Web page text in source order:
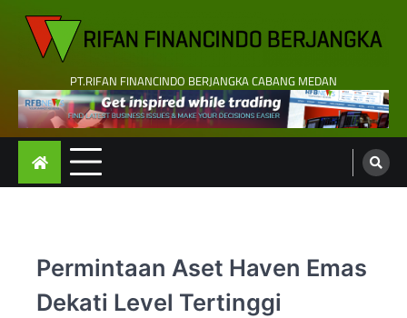
content
PT.RIFAN FINANCINDO BERJANGKA CABANG MEDAN
Permintaan Aset Haven Emas
Dekati Level Tertinggi